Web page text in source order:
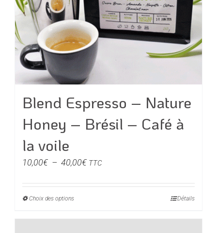
Blend Espresso – Nature
Honey – Brésil – Café à
la voile
10,00€ – 40,00€Plage
prix :
TTC
Choix des optionsCe
Détails